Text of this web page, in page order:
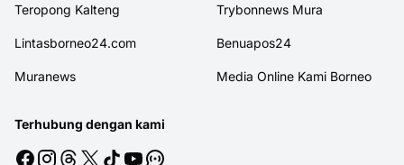
Teropong Kalteng Trybonnews Mura
Lintasborneo24.com Benuapos24
Muranews Media Online Kami Borneo
Terhubung dengan kami